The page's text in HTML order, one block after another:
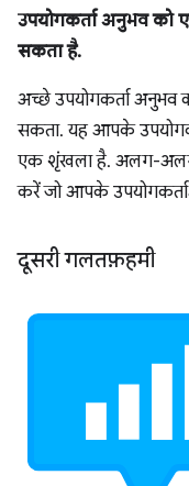
उपयोगकर्ता अनुभव को
सकता है.
अच्छे उपयोगकर्ता अनुभव
सकता. यह आपके
एक शृंखला है. अलग-अलग
करें जो आपके
दूसरी गलतफ़हमी